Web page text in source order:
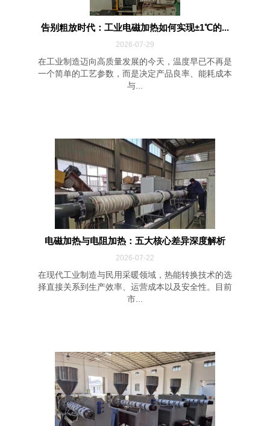
告别粗放时代：工业电磁加热如何实现±1℃的...
2026-07-29
在工业制造迈向高质量发展的今天，温度早已不再是
一个简单的工艺参数，而是决定产品良率、能耗成本
与...
电磁加热与电阻加热：五大核心差异深度解析
2026-07-22
在现代工业制造与民用采暖领域，热能转换技术的选
择直接关系到生产效率、运营成本以及安全性。目前
市...